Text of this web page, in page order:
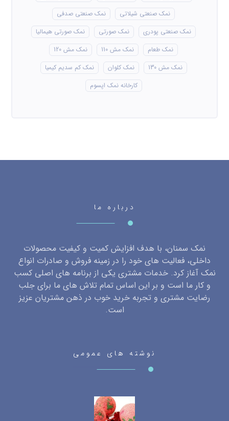
نمک صنعتی شیلاتی
نمک صنعتی صدفی
نمک صنعتی پودری
نمک صورتی
نمک صورتی هیمالیا
نمک طعام
نمک مش 110
نمک مش 120
نمک مش 130
نمک کلوان
نمک کم سدیم کیمیا
کارخانه نمک اپسوم
درباره ما
نمک سمنان، با هدف افزایش کمیت و کیفیت محصولات
داخلی، فعالیت های خود را در زمینه فروش و صادرات انواع
نمک آغاز کرد. خدمات مشتری یکی از برنامه های اصلی کسب
و کار ما است و بر این اساس تمام تلاش های ما برای جلب
رضایت مشتری و تجربه خرید خوب در ذهن مشتریان عزیز
است.
نوشته های عمومی